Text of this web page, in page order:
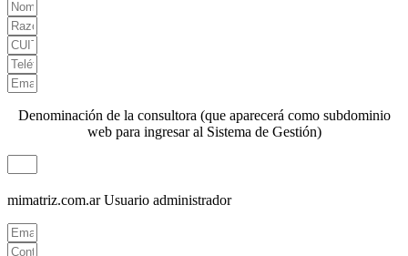
Denominación de la consultora (que aparecerá como subdominio
web para ingresar al Sistema de Gestión)
mimatriz.com.ar Usuario administrador